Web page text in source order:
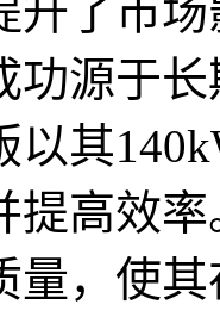
升了市
功源于
以其
提高效
量，使